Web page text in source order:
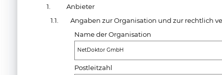
1.
Anbieter
1.1.
Angaben zur Organisation und zur rechtlich
Name der Organisation
NetDoktor GmbH
Postleitzahl